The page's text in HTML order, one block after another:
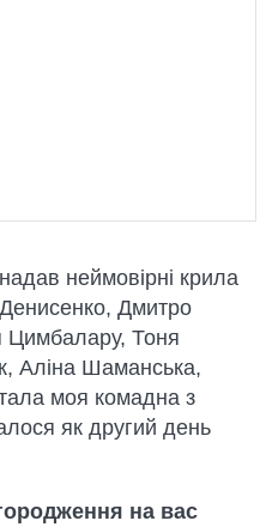
неймовірні крила
Дмитро
Цимбалару, Тоня
Аліна Шаманська,
моя комадна з
як другий день
на вас